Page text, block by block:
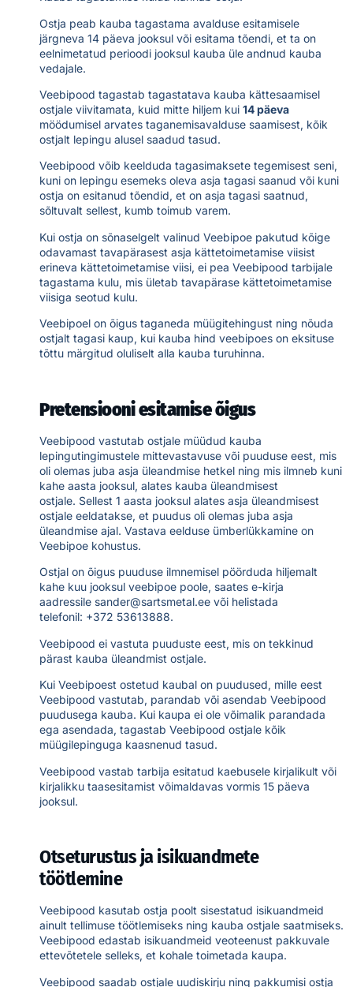
Ostja peab kauba tagastama avalduse esitamisele
järgneva 14 päeva jooksul või esitama tõendi, et ta on
eelnimetatud perioodi jooksul kauba üle andnud kauba
vedajale.
Veebipood tagastab tagastatava kauba kättesaamisel
ostjale viivitamata, kuid mitte hiljem kui 14 päeva
möödumisel arvates taganemisavalduse saamisest, kõik
ostjalt lepingu alusel saadud tasud.
Veebipood võib keelduda tagasimaksete tegemisest seni,
kuni on lepingu esemeks oleva asja tagasi saanud või kuni
ostja on esitanud tõendid, et on asja tagasi saatnud,
sõltuvalt sellest, kumb toimub varem.
Kui ostja on sõnaselgelt valinud Veebipoe pakutud kõige
odavamast tavapärasest asja kättetoimetamise viisist
erineva kättetoimetamise viisi, ei pea Veebipood tarbijale
tagastama kulu, mis ületab tavapärase kättetoimetamise
viisiga seotud kulu.
Veebipoel on õigus taganeda müügitehingust ning nõuda
ostjalt tagasi kaup, kui kauba hind veebipoes on eksituse
tõttu märgitud oluliselt alla kauba turuhinna.
Pretensiooni esitamise õigus
Veebipood vastutab ostjale müüdud kauba
lepingutingimustele mittevastavuse või puuduse eest, mis
oli olemas juba asja üleandmise hetkel ning mis ilmneb kuni
kahe aasta jooksul, alates kauba üleandmisest
ostjale. Sellest 1 aasta jooksul alates asja üleandmisest
ostjale eeldatakse, et puudus oli olemas juba asja
üleandmise ajal. Vastava eelduse ümberlükkamine on
Veebipoe kohustus.
Ostjal on õigus puuduse ilmnemisel pöörduda hiljemalt
kahe kuu jooksul veebipoe poole, saates e-kirja
aadressile sander@sartsmetal.ee või helistada
telefonil: +372 53613888.
Veebipood ei vastuta puuduste eest, mis on tekkinud
pärast kauba üleandmist ostjale.
Kui Veebipoest ostetud kaubal on puudused, mille eest
Veebipood vastutab, parandab või asendab Veebipood
puudusega kauba. Kui kaupa ei ole võimalik parandada
ega asendada, tagastab Veebipood ostjale kõik
müügilepinguga kaasnenud tasud.
Veebipood vastab tarbija esitatud kaebusele kirjalikult või
kirjalikku taasesitamist võimaldavas vormis 15 päeva
jooksul.
Otseturustus ja isikuandmete
töötlemine
Veebipood kasutab ostja poolt sisestatud isikuandmeid
ainult tellimuse töötlemiseks ning kauba ostjale saatmiseks.
Veebipood edastab isikuandmeid veoteenust pakkuvale
ettevõtetele selleks, et kohale toimetada kaupa.
Veebipood saadab ostjale uudiskirju ning pakkumisi ostja